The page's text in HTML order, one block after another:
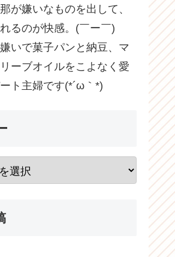
が嫌いなものを出して、
るのが快感。(￣ー￣)
いで菓子パンと納豆、マ
ーブオイルをこよなく愛
ト主婦です(*´ω｀*)